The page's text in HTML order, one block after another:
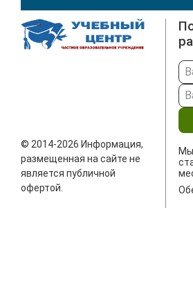
© 2014-2026 Информация,
размещенная на сайте не
является публичной
офертой.
Мы